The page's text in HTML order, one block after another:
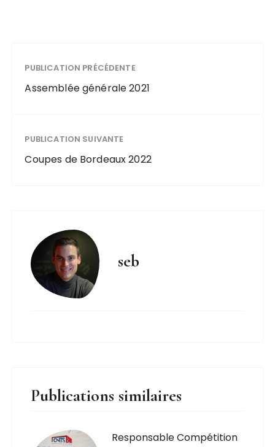
PUBLICATION PRÉCÉDENTE
Assemblée générale 2021
PUBLICATION SUIVANTE
Coupes de Bordeaux 2022
seb
Publications similaires
Responsable Compétition